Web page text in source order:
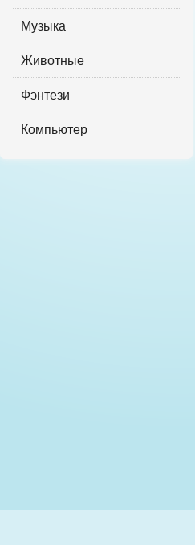
Музыка
Животные
Фэнтези
Компьютер